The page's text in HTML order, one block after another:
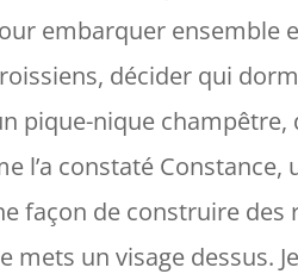
embarquer
décider qui
pique-nique
l’a constaté
façon de construire
un visage dessus.